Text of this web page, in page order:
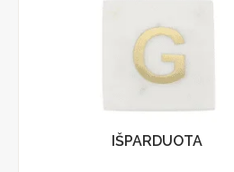
IŠPARDUOTA